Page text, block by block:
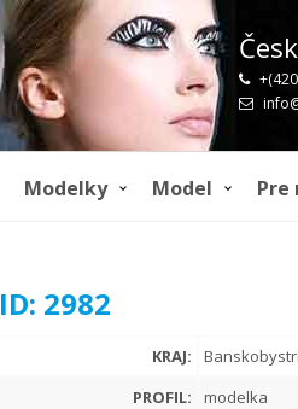
Modelky Model Pre
ID: 2982
KRAJ:
PROFIL:
modelka